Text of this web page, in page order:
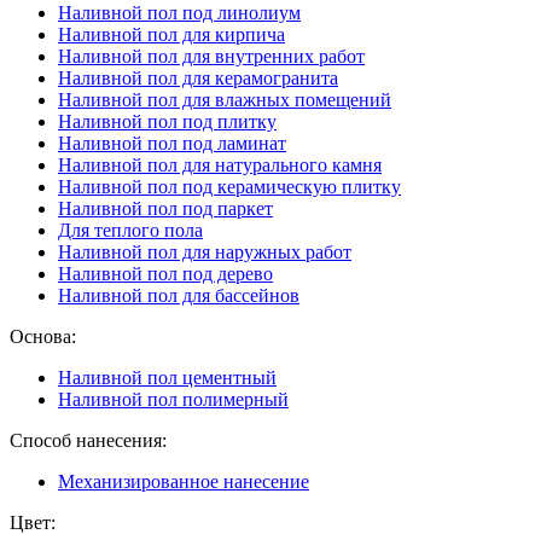
Наливной пол под линолиум
Наливной пол для кирпича
Наливной пол для внутренних работ
Наливной пол для керамогранита
Наливной пол для влажных помещений
Наливной пол под плитку
Наливной пол под ламинат
Наливной пол для натурального камня
Наливной пол под керамическую плитку
Наливной пол под паркет
Для теплого пола
Наливной пол для наружных работ
Наливной пол под дерево
Наливной пол для бассейнов
Основа:
Наливной пол цементный
Наливной пол полимерный
Способ нанесения:
Механизированное нанесение
Цвет: